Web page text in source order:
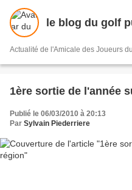
le blog du golf
Actualité de l'Amicale des Joueurs
1ère sortie de l'année
Publié le 06/03/2010 à 20:13
Par Sylvain Piederriere